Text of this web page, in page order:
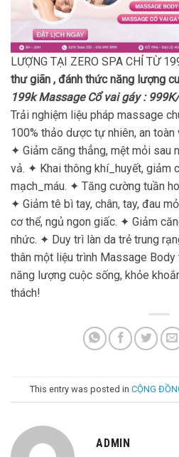
LƯỢNG TẠI ZERO SPA CHỈ TỪ
thư giãn , đánh thức năng lượng
199k Massage Cổ vai gáy :
Trải nghiệm liệu pháp massage
100% thảo dược tự nhiên, an toàn
✦ Giảm căng thẳng, mệt mỏi sau
vả. ✦ Khai thông khí_huyết, giảm
mạch_máu. ✦ Tăng cường tuần
✦ Giảm tê bì tay, chân, tay, đau
cơ thể, ngủ ngon giấc. ✦ Giảm
nhức. ✦ Duy trì làn da trẻ trung
thân một liệu trình Massage
năng lượng cuộc sống, khỏe
thách!
This entry was posted in CỘNG
ADMIN